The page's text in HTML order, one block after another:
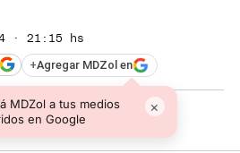
· 21:15 hs
+Agregar MDZol en
MDZol a tus medios
en Google
×
Zubimendi